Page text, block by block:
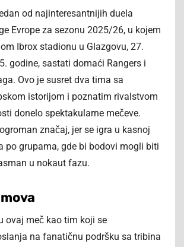
od najinteresantnijih duela
Evrope za sezonu 2025/26, u kojem
Ibrox stadionu u Glazgovu, 27.
godine, sastati domaći Rangers i
Ovo je susret dva tima sa
istorijom i poznatim rivalstvom
donelo spektakularne mečeve.
značaj, jer se igra u kasnoj
po grupama, gde bi bodovi mogli biti
u nokaut fazu.
ovaj meč kao tim koji se
na fanatičnu podršku sa tribina